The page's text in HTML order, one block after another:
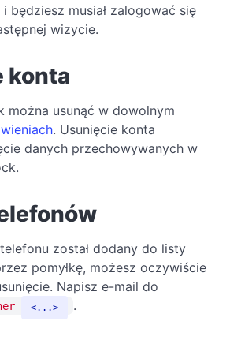
będziesz musiał zalogować się
wizycie.
konta
można usunąć w dowolnym
. Usunięcie konta
danych przechowywanych w
został dodany do listy
pomyłkę, możesz oczywiście
Napisz e-mail do
... .